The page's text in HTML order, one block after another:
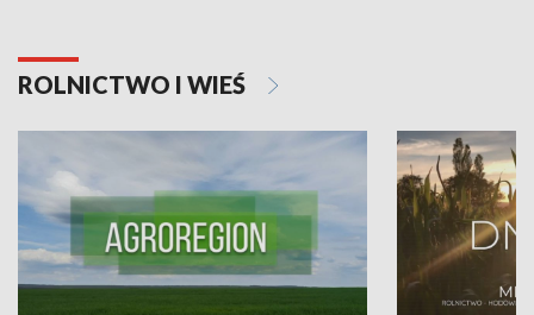
ROLNICTWO I WIEŚ